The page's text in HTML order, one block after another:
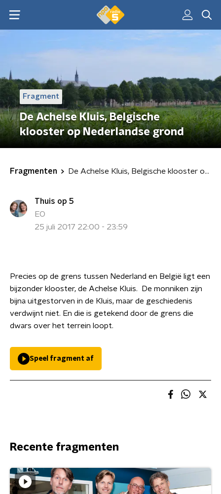
Fragment
De Achelse Kluis, Belgische
klooster op Nederlandse grond
Fragmenten De Achelse Kluis, Belgische klooster op Nederlandse grond
Thuis op 5
EO
25 juli 2017 22:00 - 23:59
Precies op de grens tussen Nederland en België ligt een
bijzonder klooster, de Achelse Kluis. De monniken zijn
bijna uitgestorven in de Kluis, maar de geschiedenis
verdwijnt niet. En die is getekend door de grens die
dwars over het terrein loopt.
Speel fragment af
Recente fragmenten